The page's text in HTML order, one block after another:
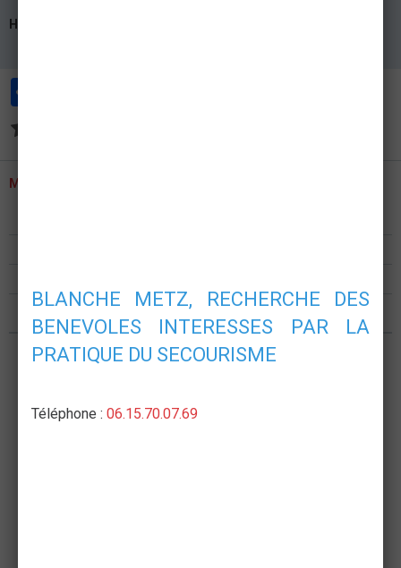
Halle d’Athlétisme « L’ANNEAU »
MENU
Nous rejoindre
BLANCHE METZ, RECHERCHE DES
BENEVOLES INTERESSES PAR LA
PRATIQUE DU SECOURISME
Téléphone : 06.15.70.07.69